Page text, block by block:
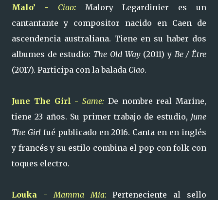
Malo’ - Ciao:
Malory Legardinier es un
cantantante y compositor nacido en Caen de
ascendencia australiana. Tiene en su haber dos
albumes de estudio: The Old Way(2011) y Be / Être
(2017). Participa con la balada Ciao.
June The Girl - Same: De nombre real Marine,
tiene 23 años. Su primer trabajo de estudio, June
The Girl fué publicado en 2016. Canta en en inglés
y francés y su estilo combina el pop con folk con
toques electro.
Louka -Mamma Mia: Perteneciente al sello